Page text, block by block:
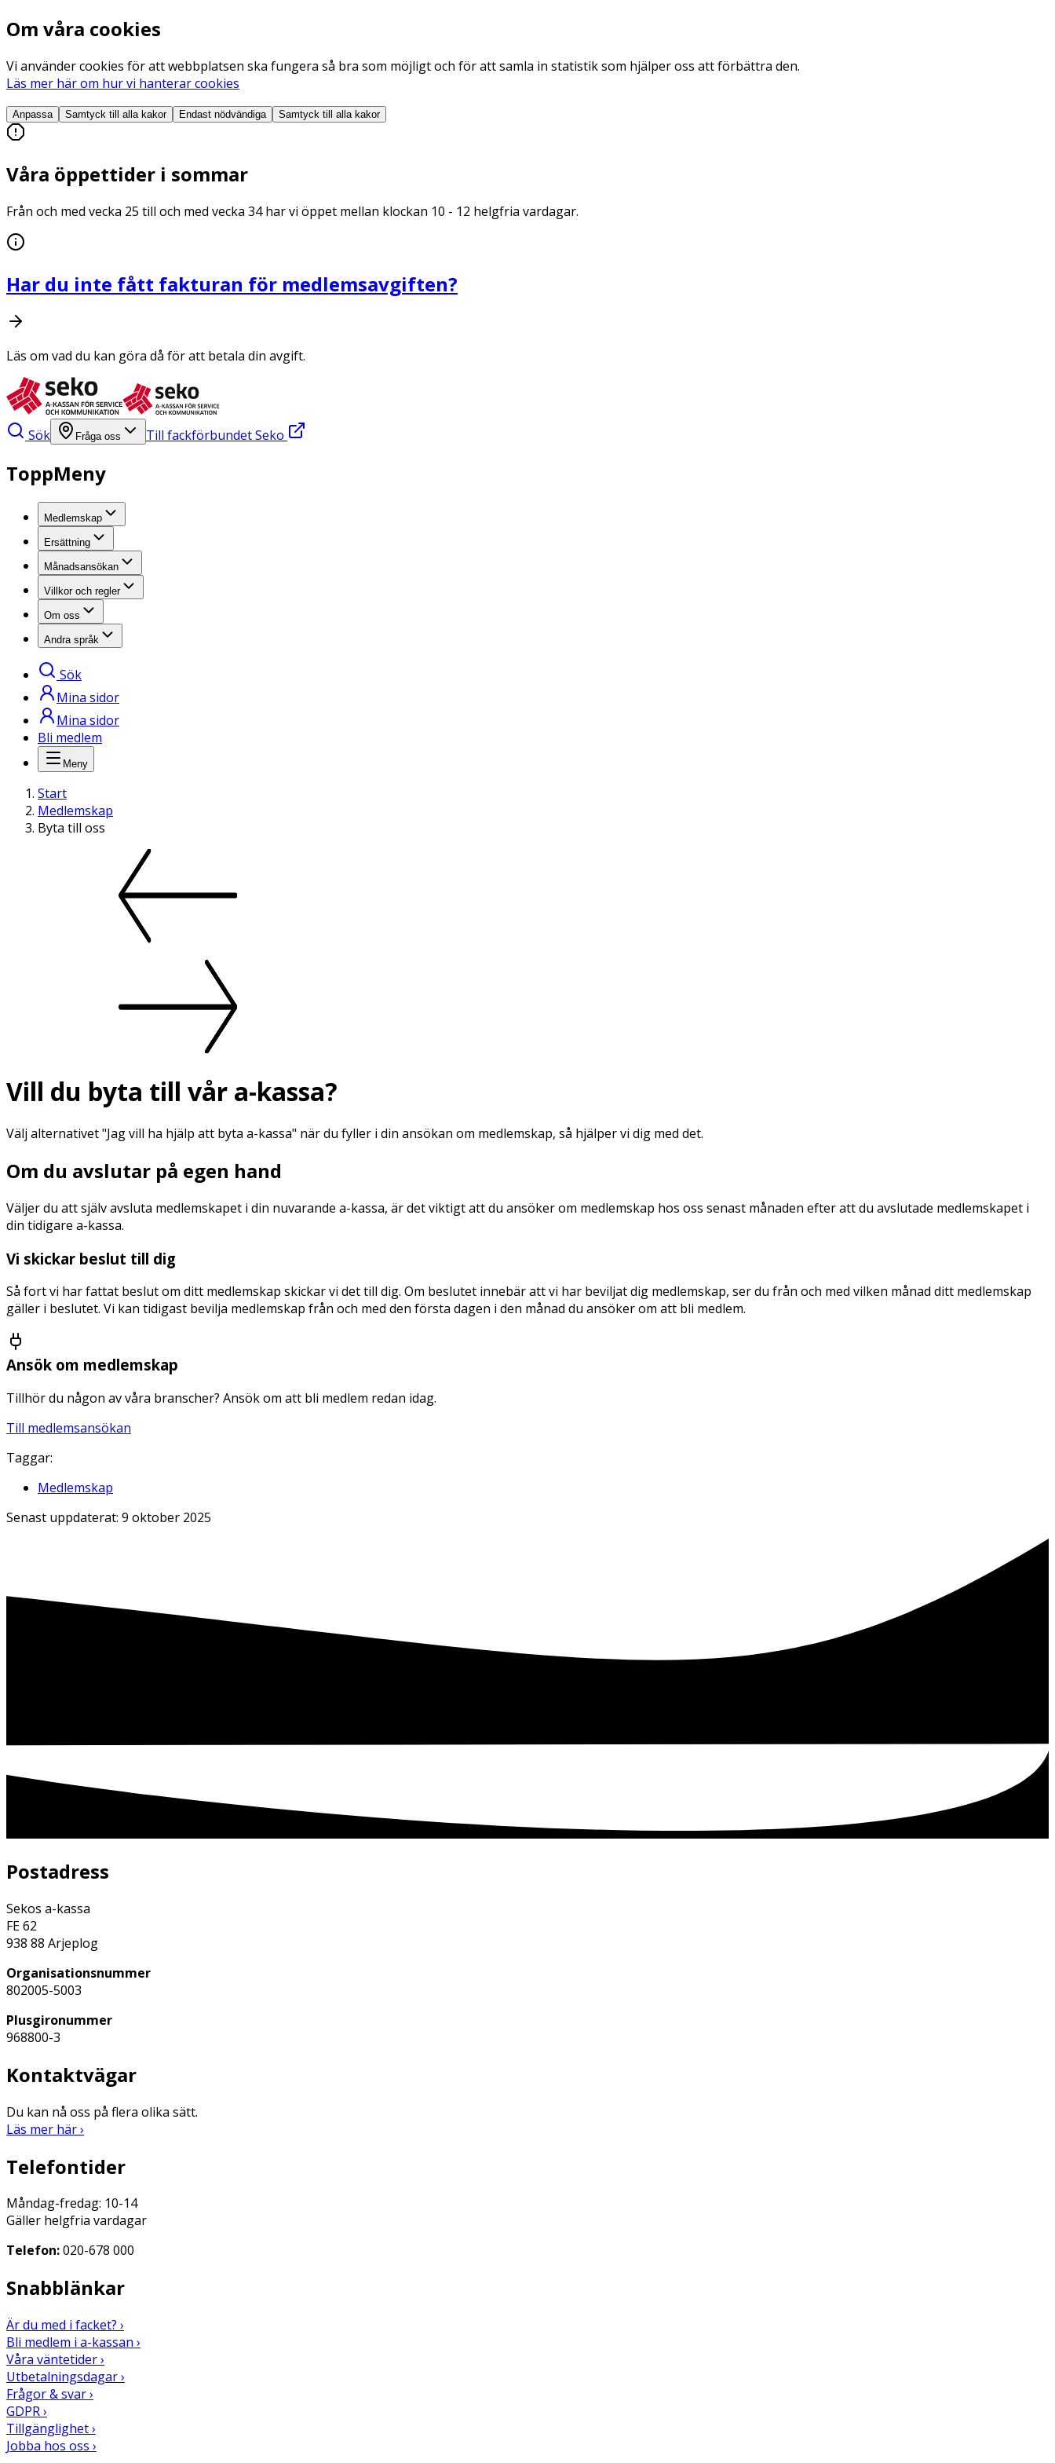
Om våra cookies
Vi använder cookies för att webbplatsen ska fungera så bra som möjligt och för att samla in statistik som hjälper oss att förbättra den.
Läs mer här om hur vi hanterar cookies
Anpassa Samtyck till alla kakor Endast nödvändiga Samtyck till alla kakor
Våra öppettider i sommar
Från och med vecka 25 till och med vecka 34 har vi öppet mellan klockan 10 - 12 helgfria vardagar.
Har du inte fått fakturan för medlemsavgiften?
Läs om vad du kan göra då för att betala din avgift.
Sök Fråga oss Till fackförbundet Seko
ToppMeny
Medlemskap
Ersättning
Månadsansökan
Villkor och regler
Om oss
Andra språk
Sök
Mina sidor
Mina sidor
Bli medlem
Meny
Start
Medlemskap
Byta till oss
Vill du byta till vår a-kassa?
Välj alternativet "Jag vill ha hjälp att byta a-kassa" när du fyller i din ansökan om medlemskap, så hjälper vi dig med det.
Om du avslutar på egen hand
Väljer du att själv avsluta medlemskapet i din nuvarande a-kassa, är det viktigt att du ansöker om medlemskap hos oss senast månaden efter att du avslutade medlemskapet i
din tidigare a-kassa.
Vi skickar beslut till dig
Så fort vi har fattat beslut om ditt medlemskap skickar vi det till dig. Om beslutet innebär att vi har beviljat dig medlemskap, ser du från och med vilken månad ditt medlemskap
gäller i beslutet. Vi kan tidigast bevilja medlemskap från och med den första dagen i den månad du ansöker om att bli medlem.
Ansök om medlemskap
Tillhör du någon av våra branscher? Ansök om att bli medlem redan idag.
Till medlemsansökan
Taggar:
Medlemskap
Senast uppdaterat: 9 oktober 2025
Postadress
Sekos a-kassa
FE 62
938 88 Arjeplog
Organisationsnummer
802005-5003
Plusgironummer
968800-3
Kontaktvägar
Du kan nå oss på flera olika sätt.
Läs mer här ›
Telefontider
Måndag-fredag: 10-14
Gäller helgfria vardagar
Telefon:020-678 000
Snabblänkar
Är du med i facket? ›
Bli medlem i a-kassan ›
Våra väntetider ›
Utbetalningsdagar ›
Frågor & svar ›
GDPR ›
Tillgänglighet ›
Jobba hos oss ›